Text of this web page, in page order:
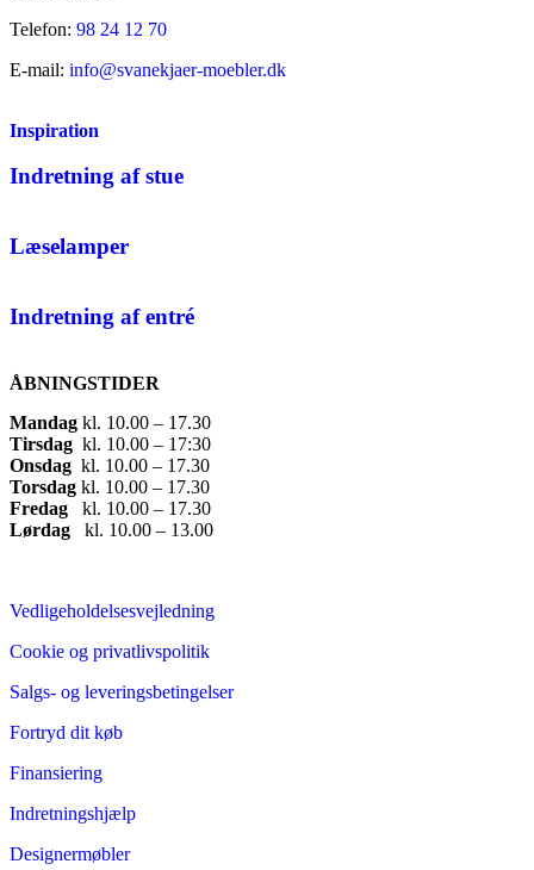
Telefon: 98 24 12 70
E-mail: info@svanekjaer-moebler.dk
Inspiration
Indretning af stue
Læselamper
Indretning af entré
ÅBNINGSTIDER
Mandag ​ kl. 10.00 – 17.30​
Tirsdag ​ kl. 10.00 – 17:30​
Onsdag ​ kl. 10.00 – 17.30​
Torsdag ​ kl. 10.00 – 17.30​
Fredag ​ kl. 10.00 – 17.30​
Lørdag ​ kl. 10.00 – 13.00
Vedligeholdelsesvejledning
Cookie og privatlivspolitik
Salgs- og leveringsbetingelser
Fortryd dit køb
Finansiering
Indretningshjælp
Designermøbler